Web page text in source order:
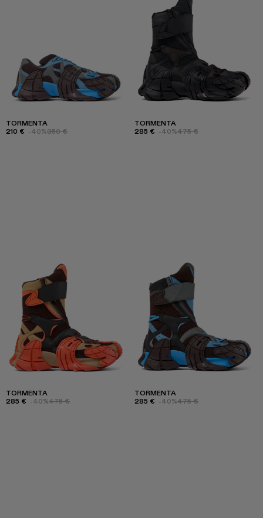
TORMENTA
210 € -40%350 €
TORMENTA
285 € -40%475 €
TORMENTA
285 € -40%475 €
TORMENTA
285 € -40%475 €